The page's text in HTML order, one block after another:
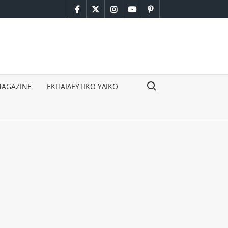
facebook
twitterinstagram
youtubepinterest
ΕΚΠΑΙΔΕΥΤΙΚΟ ΥΛΙΚΟ Search for: